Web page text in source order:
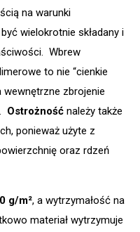
na warunki
wielokrotnie składany i
Wbrew
to nie “cienkie
wewnętrzne zbrojenie
Ostrożność należy także
ponieważ użyte z
oraz rdzeń
g/m², a wytrzymałość na
materiał wytrzymuje